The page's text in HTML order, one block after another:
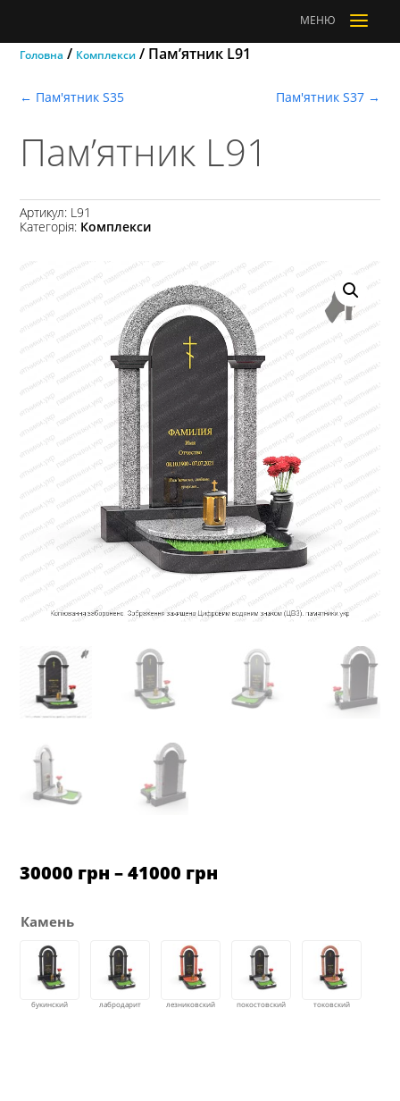
МЕНЮ a
Головна / Комплекси/ Пам’ятник L91
← Пам'ятник S35 Пам'ятник S37 →
Пам’ятник L91
Артикул: L91
Категорія: Комплекси
30000 грн –41000 грнЦіновий
діапазон:
41000 грн
Камень